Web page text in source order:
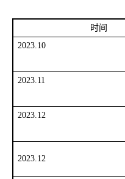
时间
2023.10
2023.11
2023.12
2023.12